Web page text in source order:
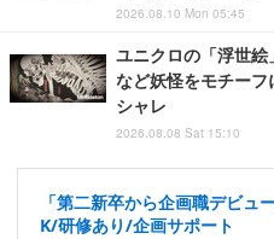
2026.08.10 Mon 05:45
ユニクロの「浮世
など妖怪をモチー
シャレ
2026.08.08 Sat 15:10
「第二新卒から企画職デビ
K/研修あり/企画サポート